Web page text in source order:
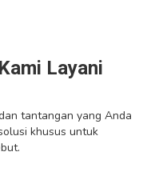
Layani
tantangan yang Anda
khusus untuk